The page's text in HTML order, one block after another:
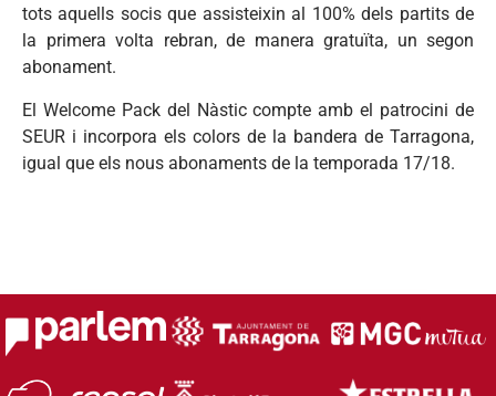
tots aquells socis que assisteixin al 100% dels partits de
la primera volta rebran, de manera gratuïta, un segon
abonament.
El Welcome Pack del Nàstic compte amb el patrocini de
SEUR i incorpora els colors de la bandera de Tarragona,
igual que els nous abonaments de la temporada 17/18.